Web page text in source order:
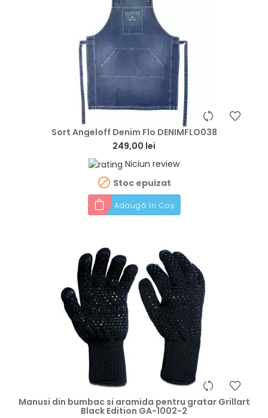
Sort Angeloff Denim Flo DENIMFLO038
249,00 lei
Niciun review
 Stoc epuizat
Adaugă în Coș
Manusi din bumbac si aramida pentru gratar Grillart
Black Edition GA-1002-2